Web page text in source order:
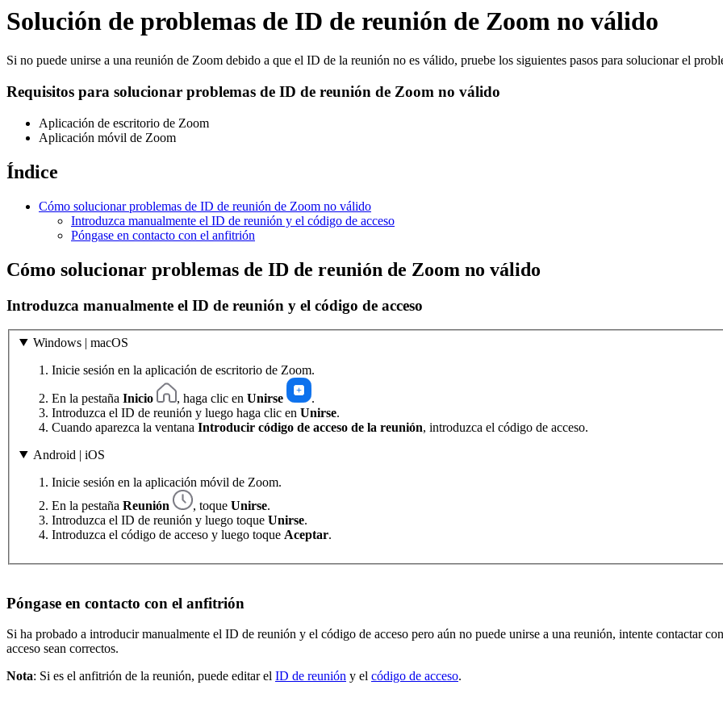
Solución de problemas de ID de reunión de Zoom no válido
Si no puede unirse a una reunión de Zoom debido a que el ID de la reunión no es válido, pruebe los siguientes pasos para solucionar el
Requisitos para solucionar problemas de ID de reunión de Zoom no válido
Aplicación de escritorio de Zoom
Aplicación móvil de Zoom
Índice
Cómo solucionar problemas de ID de reunión de Zoom no válido
Introduzca manualmente el ID de reunión y el código de acceso
Póngase en contacto con el anfitrión
Cómo solucionar problemas de ID de reunión de Zoom no válido
Introduzca manualmente el ID de reunión y el código de acceso
Windows | macOS
Inicie sesión en la aplicación de escritorio de Zoom.
En la pestaña Inicio , haga clic en Unirse
.
Introduzca el ID de reunión y luego haga clic en Unirse.
Cuando aparezca la ventana Introducir código de acceso de la reunión, introduzca el código de acceso.
Android | iOS
Inicie sesión en la aplicación móvil de Zoom.
En la pestaña Reunión , toque Unirse.
Introduzca el ID de reunión y luego toque Unirse.
Introduzca el código de acceso y luego toque Aceptar.
Póngase en contacto con el anfitrión
Si ha probado a introducir manualmente el ID de reunión y el código de acceso pero aún no puede unirse a una reunión, intente contactar
acceso sean correctos.
Nota: Si es el anfitrión de la reunión, puede editar el ID de reunión y el código de acceso.